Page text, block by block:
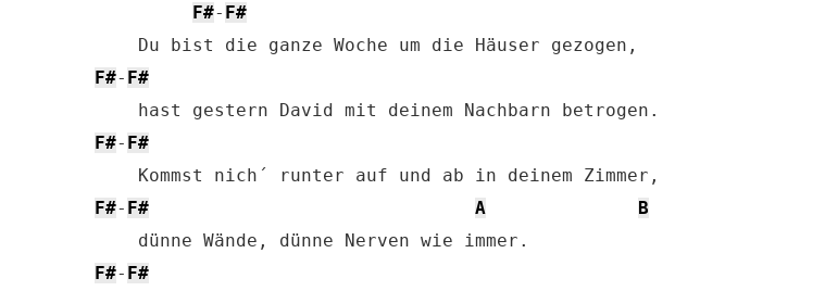
F#- F#
F#- F#
F#- F#
F#- F# A
B
F#- F#